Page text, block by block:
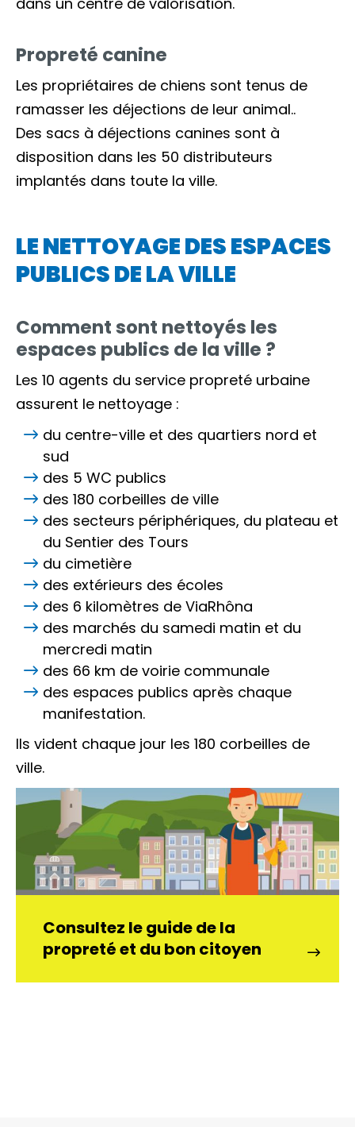
Propreté canine
Les propriétaires de chiens sont tenus de
ramasser les déjections de leur animal..
Des sacs à déjections canines sont à
disposition dans les 50 distributeurs
implantés dans toute la ville.
LE NETTOYAGE DES ESPACES
PUBLICS DE LA VILLE
Comment sont nettoyés les
espaces publics de la ville ?
Les 10 agents du service propreté urbaine
assurent le nettoyage :
du centre-ville et des quartiers nord et
sud
des 5 WC publics
des 180 corbeilles de ville
des secteurs périphériques, du plateau et
du Sentier des Tours
du cimetière
des extérieurs des écoles
des 6 kilomètres de ViaRhôna
des marchés du samedi matin et du
mercredi matin
des 66 km de voirie communale
des espaces publics après chaque
manifestation.
Ils vident chaque jour les 180 corbeilles de
ville.
Consultez le guide de la
propreté et du bon citoyen